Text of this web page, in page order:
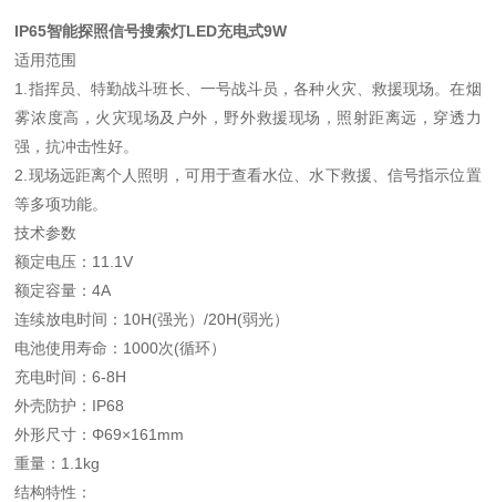
IP65智能探照信号搜索灯LED充电式9W
适用范围
1.指挥员、特勤战斗班长、一号战斗员，各种火灾、救援现场。在烟
雾浓度高，火灾现场及户外，野外救援现场，照射距离远，穿透力
强，抗冲击性好。
2.现场远距离个人照明，可用于查看水位、水下救援、信号指示位置
等多项功能。
技术参数
额定电压：11.1V
额定容量：4A
连续放电时间：10H(强光）/20H(弱光）
电池使用寿命：1000次(循环）
充电时间：6-8H
外壳防护：IP68
外形尺寸：Φ69×161mm
重量：1.1kg
结构特性：